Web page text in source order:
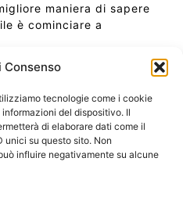
Consenso
tecnologie come i cookie
del dispositivo. Il
di elaborare dati come il
unici su questo sito. Non
influire negativamente su alcune
maniera di sapere
è cominciare a
momento
Potrebbe Essere per
alla Quinta